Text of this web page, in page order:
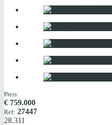
Preis:
€ 759.000
Ref: 27447
28.311